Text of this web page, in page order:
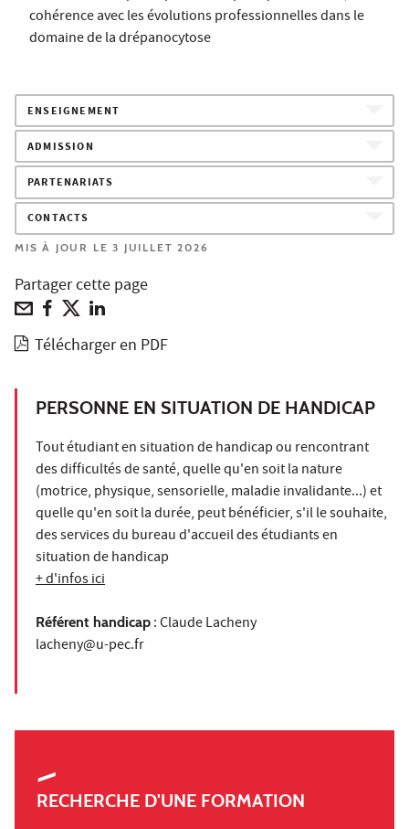
cohérence avec les évolutions professionnelles dans le
domaine de la drépanocytose
ENSEIGNEMENT
ADMISSION
PARTENARIATS
CONTACTS
MIS À JOUR LE 3 JUILLET 2026
Partager cette page
Télécharger en PDF
PERSONNE EN SITUATION DE HANDICAP
Tout étudiant en situation de handicap ou rencontrant
des difficultés de santé, quelle qu'en soit la nature
(motrice, physique, sensorielle, maladie invalidante...) et
quelle qu'en soit la durée, peut bénéficier, s'il le souhaite,
des services du bureau d'accueil des étudiants en
situation de handicap
+ d'infos ici
Référent handicap : Claude Lacheny
lacheny@u-pec.fr
RECHERCHE D'UNE FORMATION